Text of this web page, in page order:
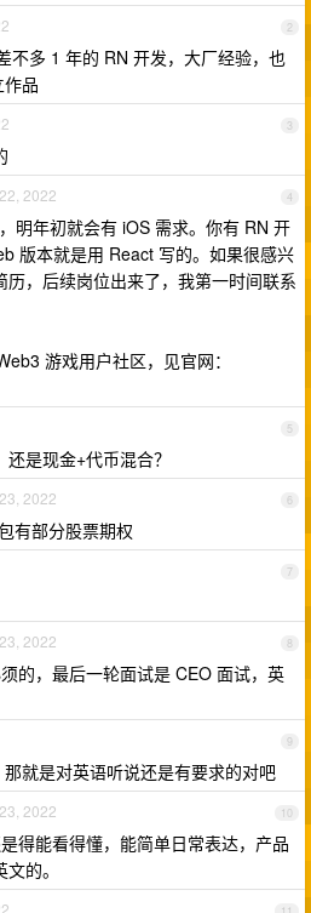
2
不多 1 年的 RN 开发，大厂经验，也
品
3
4
2022
明年初就会有 iOS 需求。你有 RN 开
版本就是用 React 写的。如果很感兴
，后续岗位出来了，我第一时间联系
游戏用户社区，见官网：
5
是现金+代币混合？
6
2022
有部分股票期权
7
8
2022
的，最后一轮面试是 CEO 面试，英
9
就是对英语听说还是有要求的对吧
10
2022
得能看得懂，能简单日常表达，产品
的。